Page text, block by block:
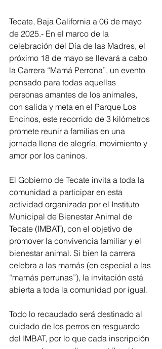
Tecate, Baja California a 06 de mayo
de 2025.- En el marco de la
celebración del Día de las Madres, el
próximo 18 de mayo se llevará a cabo
la Carrera “Mamá Perrona”, un evento
pensado para todas aquellas
personas amantes de los animales,
con salida y meta en el Parque Los
Encinos, este recorrido de 3 kilómetros
promete reunir a familias en una
jornada llena de alegría, movimiento y
amor por los caninos.
El Gobierno de Tecate invita a toda la
comunidad a participar en esta
actividad organizada por el Instituto
Municipal de Bienestar Animal de
Tecate (IMBAT), con el objetivo de
promover la convivencia familiar y el
bienestar animal. Si bien la carrera
celebra a las mamás (en especial a las
“mamás perrunas”), la invitación está
abierta a toda la comunidad por igual.
Todo lo recaudado será destinado al
cuidado de los perros en resguardo
del IMBAT, por lo que cada inscripción